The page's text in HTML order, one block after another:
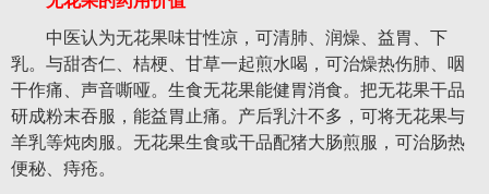
中医认为无花果味甘性凉，可清肺、润燥、益胃、下
乳。与甜杏仁、桔梗、甘草一起煎水喝，可治燥热伤肺、咽
干作痛、声音嘶哑。生食无花果能健胃消食。把无花果干品
研成粉末吞服，能益胃止痛。产后乳汁不多，可将无花果与
羊乳等炖肉服。无花果生食或干品配猪大肠煎服，可治肠热
便秘、痔疮。